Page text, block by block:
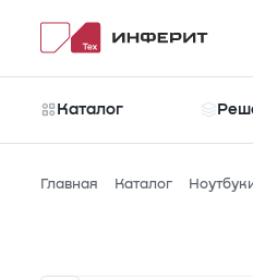
Каталог
Главная Каталог